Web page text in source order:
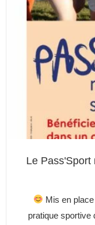
Le Pass'Sport
Mis en
pratique sportive